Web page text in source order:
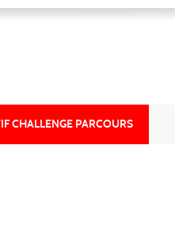
CHALLENGE PARCOURS